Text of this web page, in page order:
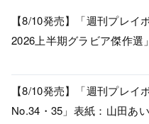
【8/10発売】「週刊プレイ
2026上半期グラビア傑作選」
【8/10発売】「週刊プレイ
No.34・35」表紙：山田あ